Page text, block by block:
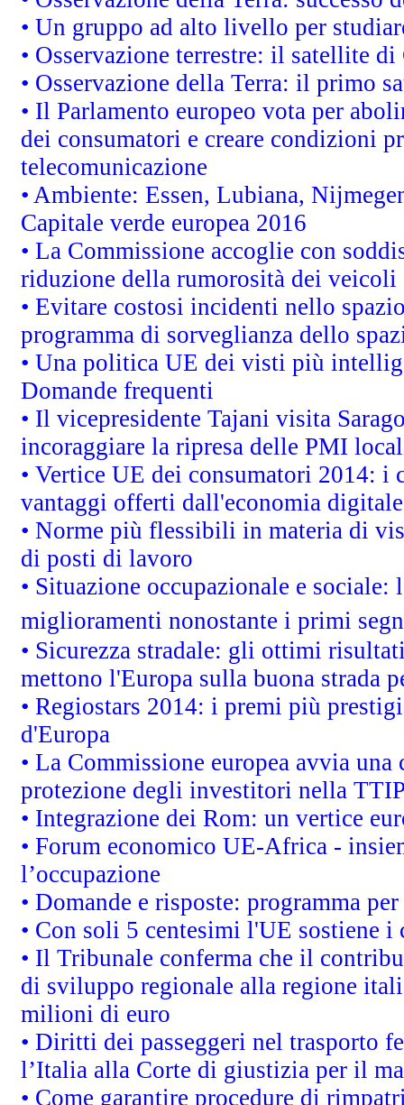
• Un gruppo ad alto livello per
• Osservazione terrestre: il satellite
• Osservazione della Terra: il primo
• Il Parlamento europeo vota per
dei consumatori e creare condizioni
telecomunicazione
• Ambiente: Essen, Lubiana,
Capitale verde europea 2016
• La Commissione accoglie con
riduzione della rumorosità dei veicoli
• Evitare costosi incidenti nello
programma di sorveglianza dello
• Una politica UE dei visti più
Domande frequenti
• Il vicepresidente Tajani visita
incoraggiare la ripresa delle PMI
• Vertice UE dei consumatori 2014:
vantaggi offerti dall'economia digitale
• Norme più flessibili in materia di
di posti di lavoro
• Situazione occupazionale e
miglioramenti nonostante i primi
• Sicurezza stradale: gli ottimi
mettono l'Europa sulla buona strada
• Regiostars 2014: i premi più
d'Europa
• La Commissione europea avvia
protezione degli investitori nella
• Integrazione dei Rom: un vertice
• Forum economico UE-Africa -
l’occupazione
• Domande e risposte: programma
• Con soli 5 centesimi l'UE sostiene
• Il Tribunale conferma che il
di sviluppo regionale alla regione
milioni di euro
• Diritti dei passeggeri nel trasporto
l’Italia alla Corte di giustizia per il
• Come garantire procedure di